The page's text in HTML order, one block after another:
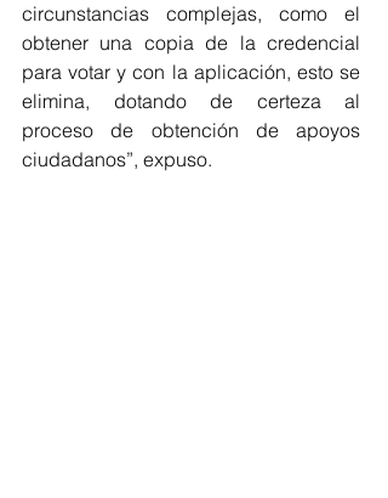
circunstancias complejas, como el
obtener una copia de la credencial
para votar y con la aplicación, esto se
elimina, dotando de certeza al
proceso de obtención de apoyos
ciudadanos”, expuso.